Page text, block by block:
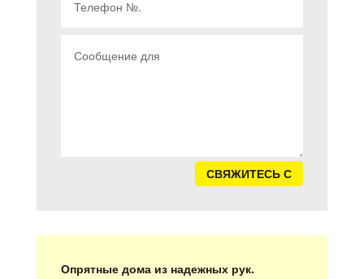
СВЯЖИТЕСЬ С
Опрятные дома из надежных рук.